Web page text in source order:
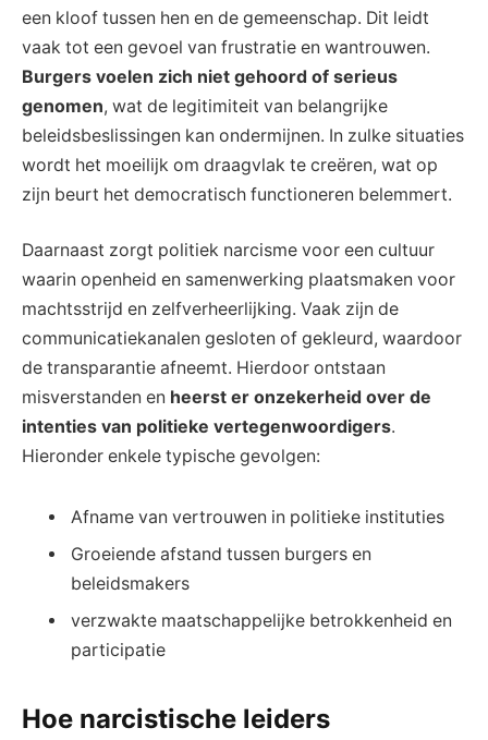
een kloof tussen hen en de gemeenschap. Dit leidt
vaak tot een gevoel van frustratie en wantrouwen.
Burgers voelen zich niet gehoord of serieus
genomen, wat de legitimiteit van belangrijke
beleidsbeslissingen kan ondermijnen. In zulke situaties
wordt het moeilijk om draagvlak te creëren, wat op
zijn beurt het democratisch functioneren belemmert.
Daarnaast zorgt politiek narcisme voor een cultuur
waarin openheid en samenwerking plaatsmaken voor
machtsstrijd en zelfverheerlijking. Vaak zijn de
communicatiekanalen gesloten of gekleurd, waardoor
de transparantie afneemt. Hierdoor ontstaan
misverstanden en heerst er onzekerheid over de
intenties van politieke vertegenwoordigers.
Hieronder enkele typische gevolgen:
Afname van vertrouwen in politieke instituties
Groeiende afstand tussen burgers en
beleidsmakers
verzwakte maatschappelijke betrokkenheid en
participatie
Hoe narcistische leiders